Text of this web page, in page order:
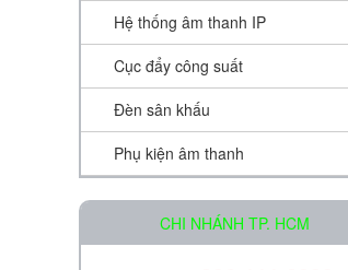
Hệ thống âm thanh IP
Cục đẩy công suất
Đèn sân khấu
Phụ kiện âm thanh
CHI NHÁNH TP. HCM